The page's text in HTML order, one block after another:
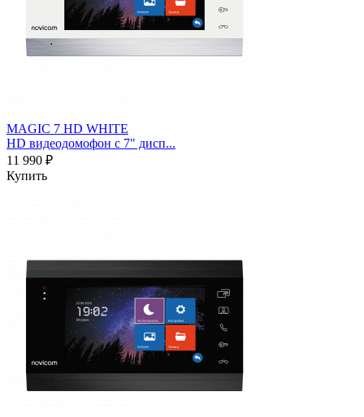
MAGIC 7 HD WHITE
HD видеодомофон с 7" дисп...
11 990 ₽
Купить